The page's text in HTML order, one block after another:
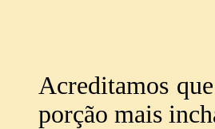
Acreditamos
porção mais